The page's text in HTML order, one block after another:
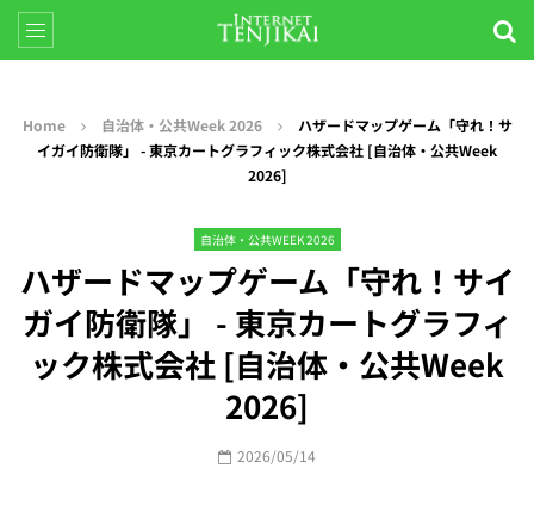
Home 自治体・公共Week 2026
ハザードマップゲーム「守れ！サ
イガイ防衛隊」 - 東京カートグラフィック株式会社 [自治体・公共Week
2026]
自治体・公共WEEK 2026
ハザードマップゲーム「守れ！サイ
ガイ防衛隊」 - 東京カートグラフィ
ック株式会社 [自治体・公共Week
2026]
2026/05/14